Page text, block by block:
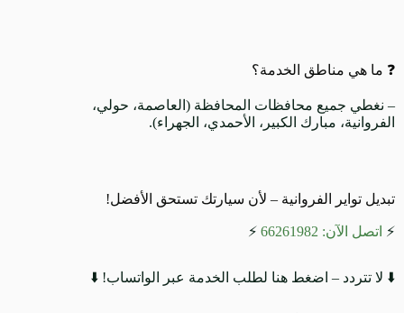
❓ ما هي مناطق الخدمة؟
– نغطي جميع محافظات المحافظة (العاصمة، حولي،
الفروانية، مبارك الكبير، الأحمدي، الجهراء).
تبديل تواير الفروانية – لأن سيارتك تستحق الأفضل!
⚡ اتصل الآن: 66261982 ⚡
⬇️ لا تتردد – اضغط هنا لطلب الخدمة عبر الواتساب! ⬇️